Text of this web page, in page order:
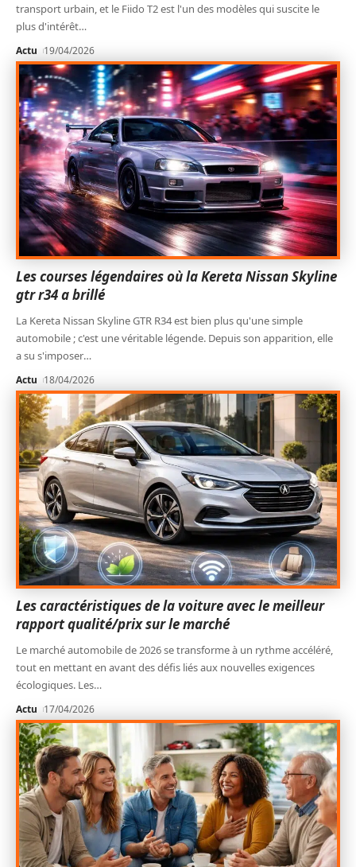
transport urbain, et le Fiido T2 est l'un des modèles qui suscite le
plus d'intérêt…
Actu 19/04/2026
Les courses légendaires où la Kereta Nissan Skyline
gtr r34 a brillé
La Kereta Nissan Skyline GTR R34 est bien plus qu'une simple
automobile ; c'est une véritable légende. Depuis son apparition, elle
a su s'imposer…
Actu 18/04/2026
Les caractéristiques de la voiture avec le meilleur
rapport qualité/prix sur le marché
Le marché automobile de 2026 se transforme à un rythme accéléré,
tout en mettant en avant des défis liés aux nouvelles exigences
écologiques. Les…
Actu 17/04/2026